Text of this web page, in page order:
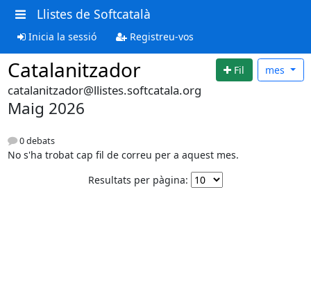
Llistes de Softcatalà
Inicia la sessió Registreu-vos
Catalanitzador Fil mes
catalanitzador@llistes.softcatala.org
Maig 2026
0 debats
No s'ha trobat cap fil de correu per a aquest mes.
Resultats per pàgina: